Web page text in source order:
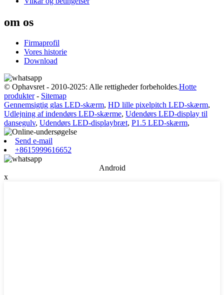
om os
Firmaprofil
Vores historie
Download
© Ophavsret - 2010-2025: Alle rettigheder forbeholdes.Hotte
produkter- Sitemap
Gennemsigtig glas LED-skærm, HD lille pixelpitch LED-skærm,
Udlejning af indendørs LED-skærme, Udendørs LED-display til
dansegulv, Udendørs LED-displaybræt, P1.5 LED-skærm,
Send e-mail
+8615999616652
Android
x